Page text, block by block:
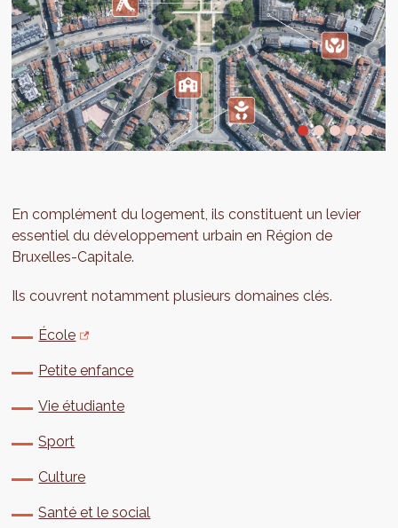
En complément du logement, ils constituent un levier
essentiel du développement urbain en Région de
Bruxelles-Capitale.
Ils couvrent notamment plusieurs domaines clés.
École
Petite enfance
Vie étudiante
Sport
Culture
Santé et le social